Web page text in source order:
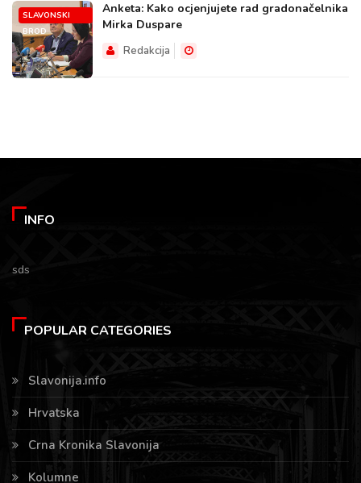
SLAVONSKI
BROD
Anketa: Kako ocjenjujete rad gradonačelnika
Mirka Duspare
Redakcija
INFO
sds
POPULAR CATEGORIES
Slavonija.info
Hrvatska
Crna Kronika Slavonija
Kolumne